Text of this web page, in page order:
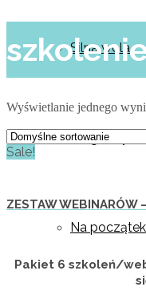
Silna wola
Programy i
Na początek
Wyświetlanie jednego
Sale!
ZESTAW
Pakiet 6 szkoleń/